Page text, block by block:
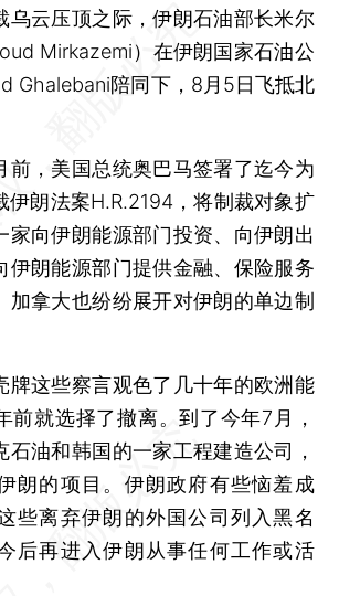
云压顶之际，伊朗石油部长米尔
Mirkazemi）在伊朗国家石油公
Ghalebani陪同下，8月5日飞抵北
，美国总统奥巴马签署了迄今为
伊朗法案H.R.2194，将制裁对象扩
家向伊朗能源部门投资、向伊朗出
伊朗能源部门提供金融、保险服务
加拿大也纷纷展开对伊朗的单边制
这些察言观色了几十年的欧洲能
前就选择了撤离。到了今年7月，
石油和韩国的一家工程建造公司，
朗的项目。伊朗政府有些恼羞成
些离弃伊朗的外国公司列入黑名
后再进入伊朗从事任何工作或活